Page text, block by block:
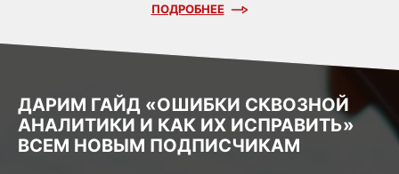
ПОДРОБНЕЕ
ДАРИМ ГАЙД «ОШИБКИ СКВОЗНОЙ
АНАЛИТИКИ И КАК ИХ ИСПРАВИТЬ»
ВСЕМ НОВЫМ ПОДПИСЧИКАМ